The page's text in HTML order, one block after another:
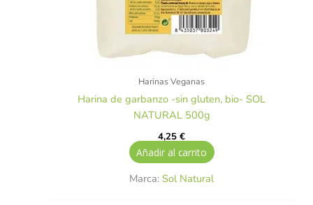
Harinas Veganas
Harina de garbanzo -sin gluten, bio- SOL
NATURAL 500g
4,25€
Añadir al carrito
Marca:Sol Natural